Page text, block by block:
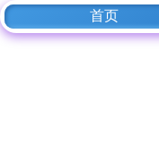
首页